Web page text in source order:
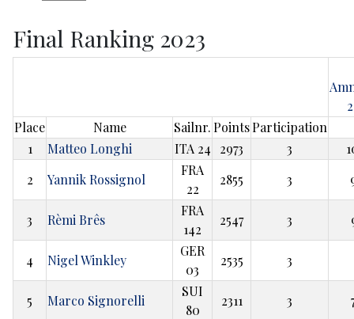
Final Ranking 2023
Place
Name Sailnr. PointsParticipation
1
Matteo Longhi ITA 24 2973 3
2
Yannik Rossignol
FRA
22
2855 3
3 Rèmi Brês
FRA
142
2547 3
4 Nigel Winkley
GER
03
2535 3
5 Marco Signorelli
SUI
80
2311 3